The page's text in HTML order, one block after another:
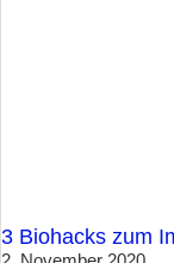
3 Biohacks zum